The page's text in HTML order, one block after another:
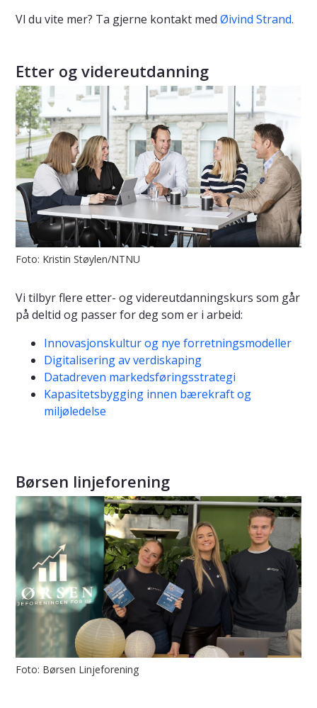
Vl du vite mer? Ta gjerne kontakt med Øivind Strand.
Etter og videreutdanning
Foto: Kristin Støylen/NTNU
Vi tilbyr flere etter- og videreutdanningskurs som går
på deltid og passer for deg som er i arbeid:
Innovasjonskultur og nye forretningsmodeller
Digitalisering av verdiskaping
Datadreven markedsføringsstrategi
Kapasitetsbygging innen bærekraft og
miljøledelse
Børsen linjeforening
Foto: Børsen Linjeforening